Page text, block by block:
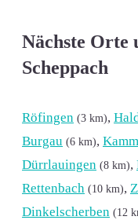
Nächste Orte
Scheppach
Röfingen (3 km),
Burgau (6 km),
Dürrlauingen (8 km),
Rettenbach (10 km),
Dinkelscherben (12